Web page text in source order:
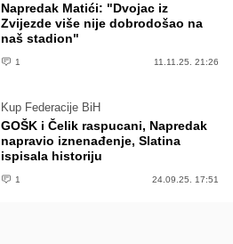
Napredak Matići: "Dvojac iz
Zvijezde više nije dobrodošao na
naš stadion"
1 11.11.25. 21:26
Kup Federacije BiH
GOŠK i Čelik raspucani, Napredak
napravio iznenađenje, Slatina
ispisala historiju
1 24.09.25. 17:51